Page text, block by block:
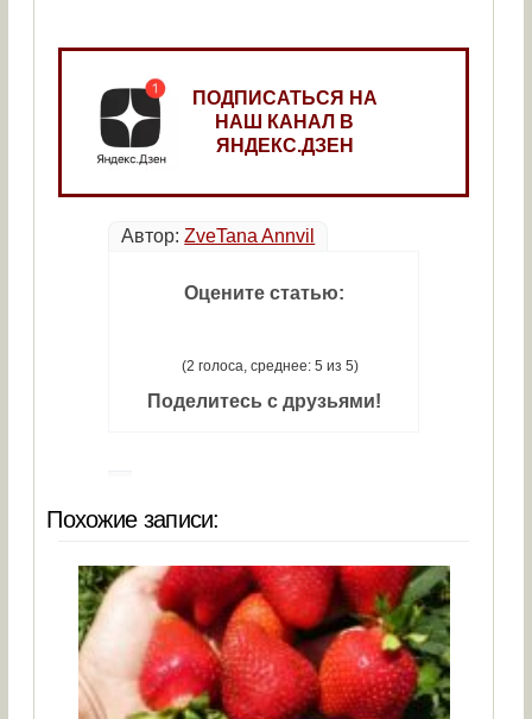
ПОДПИСАТЬСЯ НА
НАШ КАНАЛ В
ЯНДЕКС.ДЗЕН
Автор:ZveTana Annvil
Оцените статью:
(2 голоса, среднее: 5 из 5)
Поделитесь с друзьями!
Похожие записи: